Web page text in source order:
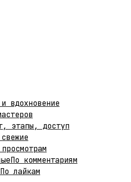
вдохновение
этапы, доступ
По комментариям
По лайкам